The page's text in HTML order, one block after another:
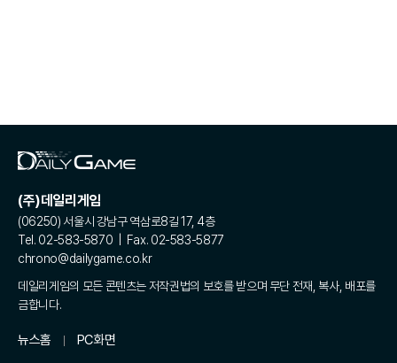
(주)데일리게임
(06250) 서울시 강남구 역삼로8길 17, 4층
Tel. 02-583-5870 | Fax. 02-583-5877
chrono@dailygame.co.kr
데일리게임의 모든 콘텐츠는 저작권법의 보호를 받으며 무단 전재, 복사, 배포를
금합니다.
뉴스홈 PC화면